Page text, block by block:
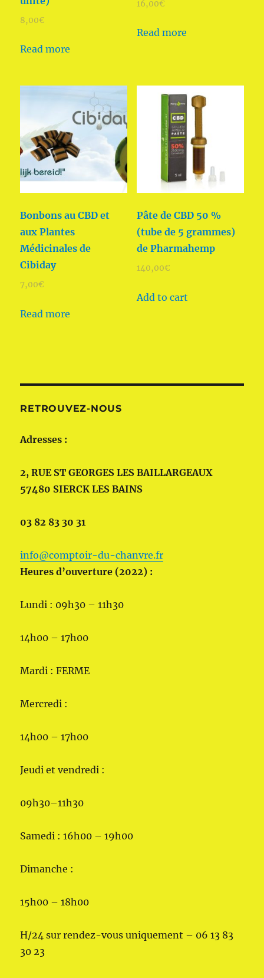
8,00€
Read more
16,00€
Read more
Bonbons au CBD et
aux Plantes
Médicinales de
Cibiday
7,00€
Read more
Pâte de CBD 50 %
(tube de 5 grammes)
de Pharmahemp
140,00€
Add to cart
RETROUVEZ-NOUS
Adresses :
2, RUE ST GEORGES LES BAILLARGEAUX
57480 SIERCK LES BAINS
03 82 83 30 31
info@comptoir-du-chanvre.fr
Heures d’ouverture (2022) :
Lundi : 09h30 – 11h30
14h00 – 17h00
Mardi : FERME
Mercredi :
14h00 – 17h00
Jeudi et vendredi :
09h30–11h30
Samedi : 16h00 – 19h00
Dimanche :
15h00 – 18h00
H/24 sur rendez-vous uniquement – 06 13 83
30 23